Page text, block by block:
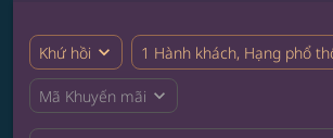
Khứ hồi expand_more 1 Hành khách, Hạng phổ
Mã Khuyến mãi expand_more